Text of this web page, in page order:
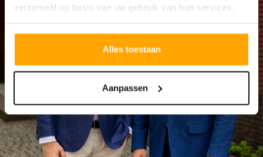
verzameld op basis van uw gebruik van hun services.
Alles toestaan
Aanpassen